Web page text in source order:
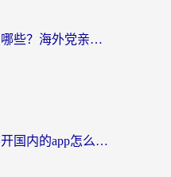
火影忍者美国加速器有哪些？海外党亲测的国服游戏加速全攻略（含菲律宾玩三国之刃守望黎明技巧）
海外党必看：国外打不开国内的app怎么办？3步解决你的乡愁